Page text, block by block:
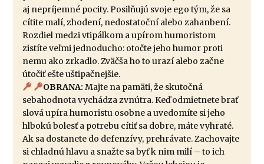
aj nepríjemné pocity. Posilňujú svoje ego tým, že sa
cítite malí, zhodení, nedostatoční alebo zahanbení.
Rozdiel medzi vtipálkom a upírom humoristom
zistíte veľmi jednoducho: otočte jeho humor proti
nemu ako zrkadlo. Zväčša ho to urazí alebo začne
útočiť ešte uštipačnejšie.
OBRANA: Majte na pamäti, že skutočná
sebahodnota vychádza zvnútra. Keď odmietnete brať
slová upíra humoristu osobne a uvedomíte si jeho
hlbokú bolesť a potrebu cítiť sa dobre, máte vyhraté.
Ak sa dostanete do defenzívy, prehrávate. Zachovajte
si chladnú hlavu a snažte sa byť k nim milí – to ich